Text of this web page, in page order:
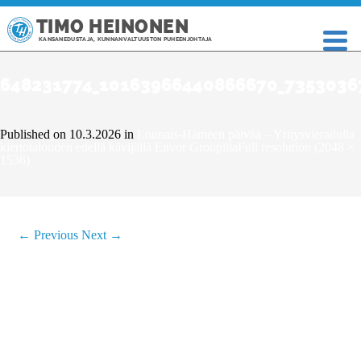
TIMO HEINONEN
KANSANEDUSTAJA, KUNNANVALTUUSTON PUHEENJOHTAJA
Published on 10.3.2026 in
← Previous Next →